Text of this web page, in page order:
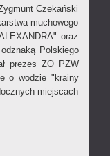
Czekański
muchowego
oraz
Polskiego
prezes ZO PZW
o wodzie "krainy
miejscach